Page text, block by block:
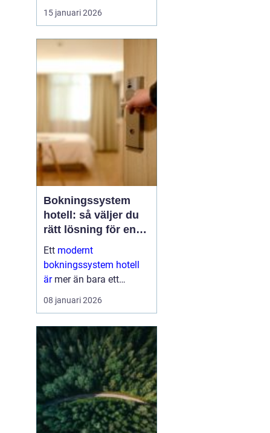
veterinärklinik som
röntgenutrustning och
kundkontakt och
administration samlas i
samma digitala flöde blir
arbetet både snabbare
djurägaren märks det
som...
15 januari 2026
Bokningssystem
hotell: så väljer du
rätt lösning för en
modern
gästupplevelse
Ett modernt
bokningssystem hotell
ärmer än bara ett
verktyg för att fylla rum.
För många anläggningar
verksamheten. När
bokni...
08 januari 2026